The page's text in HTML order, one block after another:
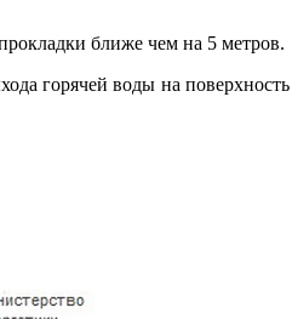
ближе чем на 5 метров.
горячей воды на